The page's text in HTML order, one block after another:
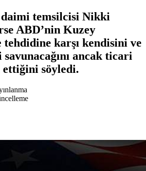
temsilcisi Nikki
ABD’nin Kuzey
tehdidine karşı kendisini ve
ancak ticari
ettiğini söyledi.